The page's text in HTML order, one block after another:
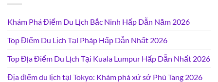
Khám Phá Điểm Du Lịch Bắc Ninh Hấp Dẫn Năm 2026
Top Điểm Du Lịch Tại Pháp Hấp Dẫn Nhất 2026
Top Địa Điểm Du Lịch Tại Kuala Lumpur Hấp Dẫn Nhất 2026
Địa điểm du lịch tại Tokyo: Khám phá xứ sở Phù Tang 2026